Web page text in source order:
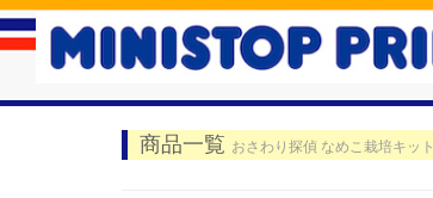
商品一覧 おさわり探偵 なめこ栽培キット